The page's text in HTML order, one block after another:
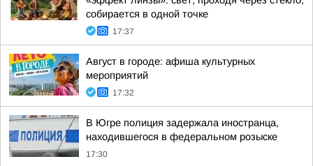
собирается в одной точке
17:37
Август в городе: афиша культурных
мероприятий
17:32
В Югре полиция задержала иностранца,
находившегося в федеральном розыске
17:30